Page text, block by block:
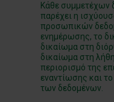
Κάθε συμμετέχων
παρέχει η
προσωπικών
ενημέρωσης, το
δικαίωμα στη
δικαίωμα στη
περιορισμό της
εναντίωσης και
των δεδομένων.